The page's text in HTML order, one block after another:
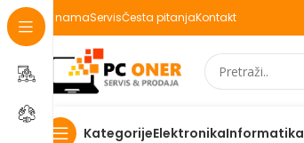
O namaServisČesta pitanjaKontakt
KategorijeElektronikaInformatika